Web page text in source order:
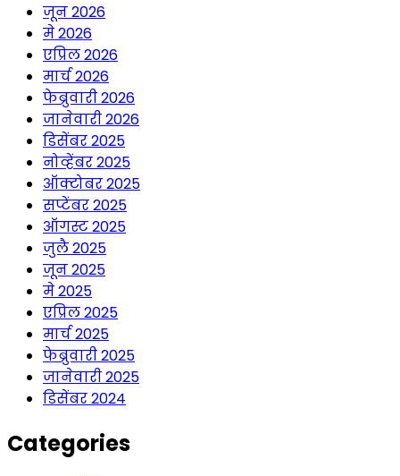
जून 2026
मे 2026
एप्रिल 2026
मार्च 2026
फेब्रुवारी 2026
जानेवारी 2026
डिसेंबर 2025
नोव्हेंबर 2025
ऑक्टोबर 2025
सप्टेंबर 2025
ऑगस्ट 2025
जुलै 2025
जून 2025
मे 2025
एप्रिल 2025
मार्च 2025
फेब्रुवारी 2025
जानेवारी 2025
डिसेंबर 2024
Categories